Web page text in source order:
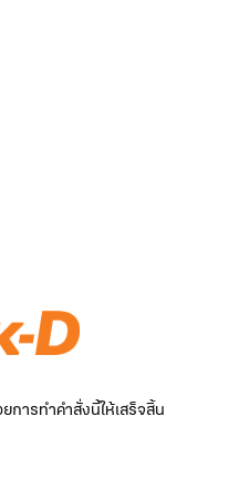
ารทำคำสั่งนี้ให้เสร็จสิ้น